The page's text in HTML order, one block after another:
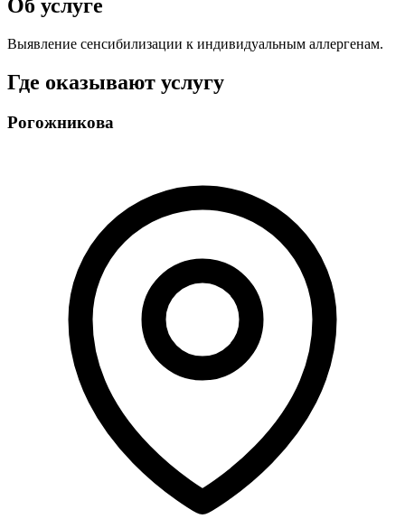
Об услуге
Выявление сенсибилизации к индивидуальным аллергенам.
Где оказывают услугу
Рогожникова